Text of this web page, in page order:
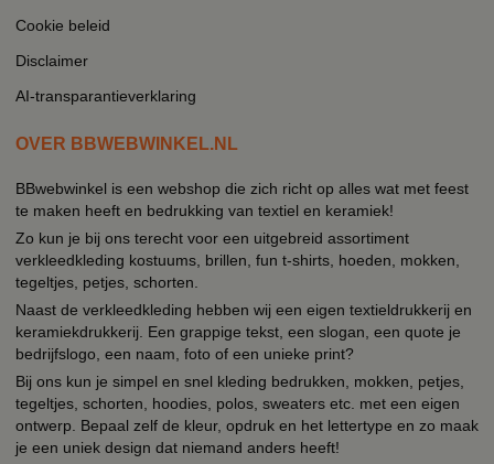
Cookie beleid
Disclaimer
AI-transparantieverklaring
OVER BBWEBWINKEL.NL
BBwebwinkel is een webshop die zich richt op alles wat met feest
te maken heeft en bedrukking van textiel en keramiek!
Zo kun je bij ons terecht voor een uitgebreid assortiment
verkleedkleding kostuums, brillen, fun t-shirts, hoeden, mokken,
tegeltjes, petjes, schorten.
Naast de verkleedkleding hebben wij een eigen textieldrukkerij en
keramiekdrukkerij. Een grappige tekst, een slogan, een quote je
bedrijfslogo, een naam, foto of een unieke print?
Bij ons kun je simpel en snel kleding bedrukken, mokken, petjes,
tegeltjes, schorten, hoodies, polos, sweaters etc. met een eigen
ontwerp. Bepaal zelf de kleur, opdruk en het lettertype en zo maak
je een uniek design dat niemand anders heeft!